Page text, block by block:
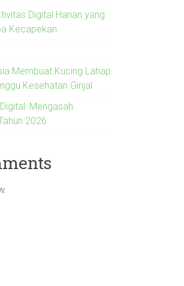
Digital Harian yang
Kecapekan
Membuat Kucing Lahap
Kesehatan Ginjal
Mengasah
2026